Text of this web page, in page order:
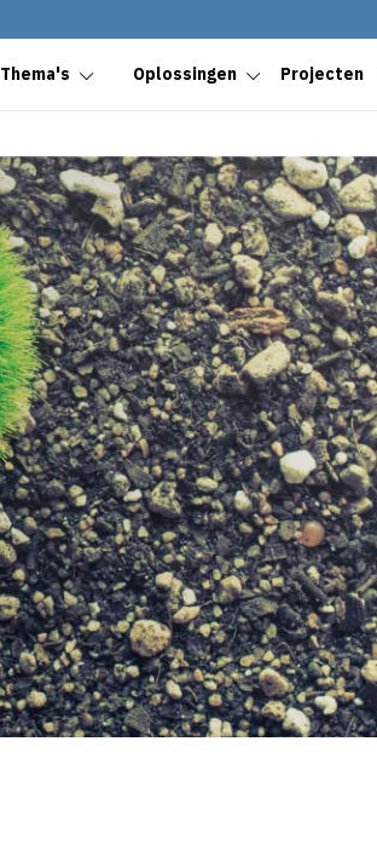
Thema's Oplossingen Projecten